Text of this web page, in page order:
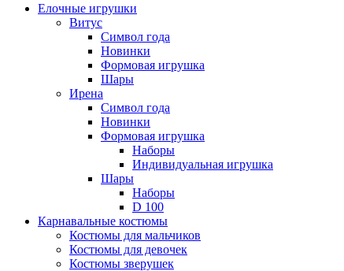
Елочные игрушки
Витус
Символ года
Новинки
Формовая игрушка
Шары
Ирена
Символ года
Новинки
Формовая игрушка
Наборы
Индивидуальная игрушка
Шары
Наборы
D 100
Карнавальные костюмы
Костюмы для мальчиков
Костюмы для девочек
Костюмы зверушек